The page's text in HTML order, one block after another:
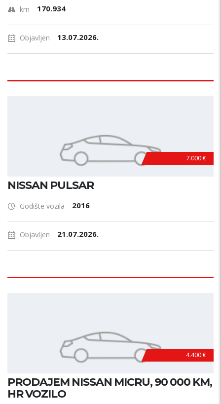
km 170.934
Objavljen 13.07.2026.
7.000 €
NISSAN PULSAR
Godište vozila 2016
Objavljen 21.07.2026.
4.400 €
PRODAJEM NISSAN MICRU, 90 000 KM,
HR VOZILO